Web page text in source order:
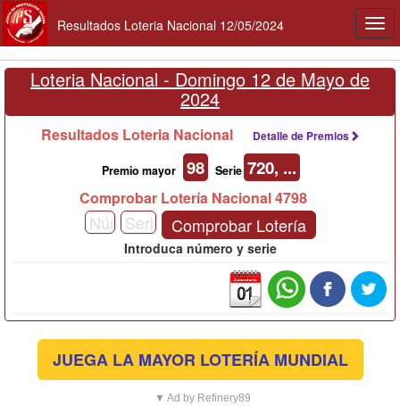
Resultados Loteria Nacional 12/05/2024
Loteria Nacional - Domingo 12 de Mayo de
2024
Resultados Loteria Nacional Detalle de Premios
Premio mayor 98 Serie 720, ...
Comprobar Lotería Nacional 4798
Comprobar Lotería
Introduca número y serie
JUEGA LA MAYOR LOTERÍA MUNDIAL
▼ Ad by Refinery89